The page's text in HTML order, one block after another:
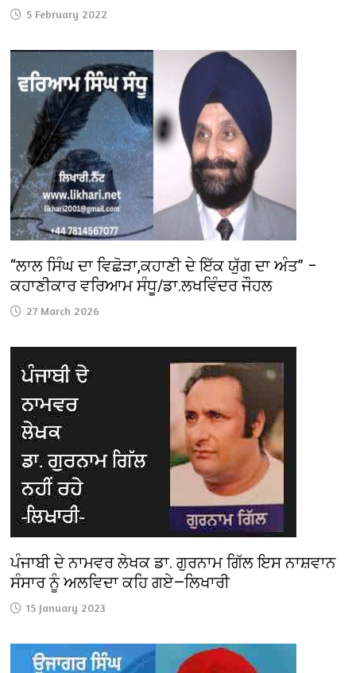
5 February 2022
“ਲਾਲ ਸਿੰਘ ਦਾ ਵਿਛੋੜਾ,ਕਹਾਣੀ ਦੇ ਇੱਕ ਯੁੱਗ ਦਾ ਅੰਤ” –
ਕਹਾਣੀਕਾਰ ਵਰਿਆਮ ਸੰਧੂ/ਡਾ.ਲਖਵਿੰਦਰ ਜੌਹਲ
27 March 2026
ਪੰਜਾਬੀ ਦੇ ਨਾਮਵਰ ਲੇਖਕ ਡਾ. ਗੁਰਨਾਮ ਗਿੱਲ ਇਸ ਨਾਸ਼ਵਾਨ
ਸੰਸਾਰ ਨੂੰ ਅਲਵਿਦਾ ਕਹਿ ਗਏ—ਲਿਖਾਰੀ
15 January 2023